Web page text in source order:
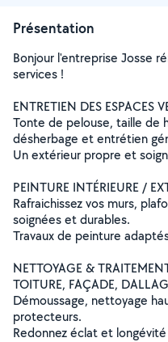
Présentation
Bonjour l'entreprise Josse
services !
ENTRETIEN DES ESPACES
Tonte de pelouse, taille de
désherbage et entrétien
Un extérieur propre et
PEINTURE INTÉRIEURE /
Rafraichissez vos murs,
soignées et durables.
Travaux de peinture
NETTOYAGE &
TOITURE, FAÇADE,
Démoussage, nettoyage
protecteurs.
Redonnez éclat et